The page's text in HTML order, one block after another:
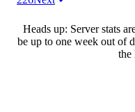
Heads up: Server stats
be up to one week out of
the